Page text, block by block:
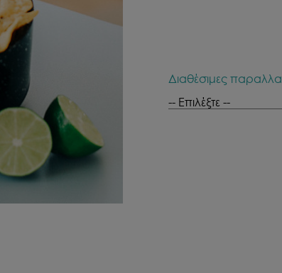
Διαθέσιμες